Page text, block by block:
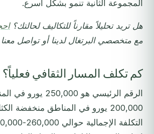
المجموعة الثانية تنمو بشكل أسرع.
هل تريد تحليلاً مقارناً للتكاليف لحالتك؟
مع متخصصي البرتغال لدينا أو تواصل
كم تكلف المسار الثقافي فعلياً؟
الرقم الرئيسي هو
200,000 يورو في المناطق منخفضة